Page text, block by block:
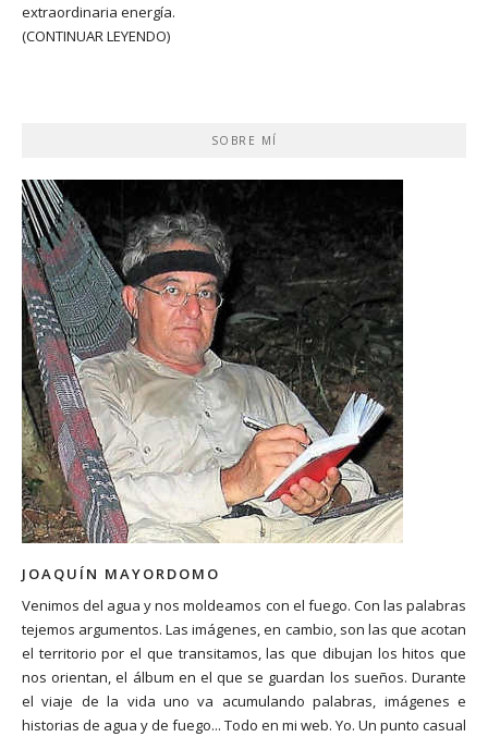
extraordinaria energía.
(CONTINUAR LEYENDO)
SOBRE MÍ
JOAQUÍN MAYORDOMO
Venimos del agua y nos moldeamos con el fuego. Con las palabras
tejemos argumentos. Las imágenes, en cambio, son las que acotan
el territorio por el que transitamos, las que dibujan los hitos que
nos orientan, el álbum en el que se guardan los sueños. Durante
el viaje de la vida uno va acumulando palabras, imágenes e
historias de agua y de fuego... Todo en mi web. Yo. Un punto casual